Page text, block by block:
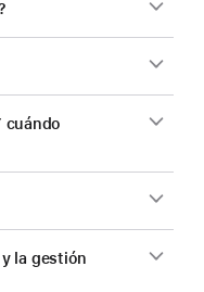
cuándo
la gestión